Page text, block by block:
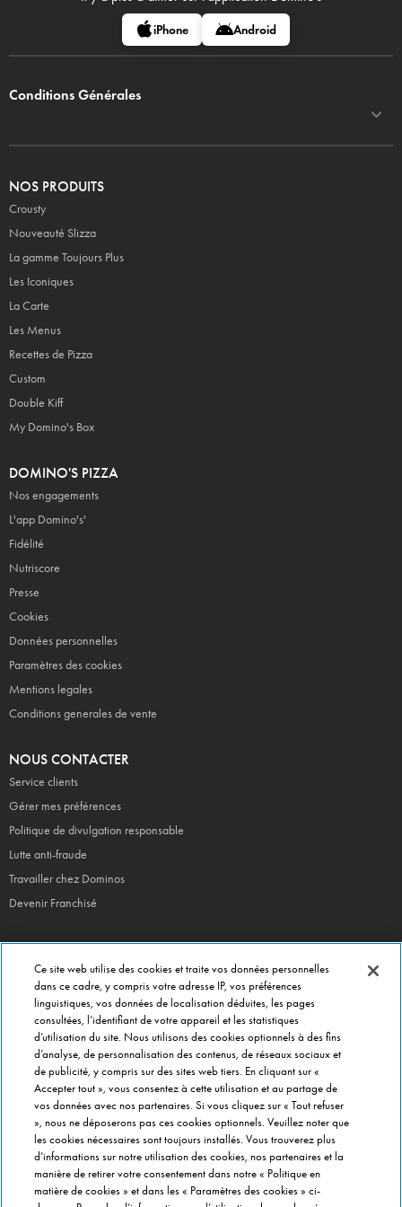
iPhone Android
Conditions Générales
NOS PRODUITS
Crousty
Nouveauté Slizza
La gamme Toujours Plus
Les Iconiques
La Carte
Les Menus
Recettes de Pizza
Custom
Double Kiff
My Domino's Box
DOMINO'S PIZZA
Nos engagements
L'app Domino's'
Fidélité
Nutriscore
Presse
Cookies
Données personnelles
Paramètres des cookies
Mentions legales
Conditions generales de vente
NOUS CONTACTER
Service clients
Gérer mes préférences
Politique de divulgation responsable
Lutte anti-fraude
Travailler chez Dominos
Devenir Franchisé
EN CE MOMENT
Bouchées Doubles
Jours Fous
Domino's x Oasis x Spiderman
Nos opérations locales
PRÈS DE CHEZ VOUS
Pizzas Paris
Pizzas Lyon
Ce site web utilise des cookies et traite vos données personnelles
dans ce cadre, y compris votre adresse IP, vos préférences
linguistiques, vos données de localisation déduites, les pages
consultées, l’identifiant de votre appareil et les statistiques
d’utilisation du site. Nous utilisons des cookies optionnels à des fins
d’analyse, de personnalisation des contenus, de réseaux sociaux et
de publicité, y compris sur des sites web tiers. En cliquant sur «
Accepter tout », vous consentez à cette utilisation et au partage de
vos données avec nos partenaires. Si vous cliquez sur « Tout refuser
», nous ne déposerons pas ces cookies optionnels. Veuillez noter que
les cookies nécessaires sont toujours installés. Vous trouverez plus
d’informations sur notre utilisation des cookies, nos partenaires et la
manière de retirer votre consentement dans notre « Politique en
matière de cookies » et dans les « Paramètres des cookies » ci-